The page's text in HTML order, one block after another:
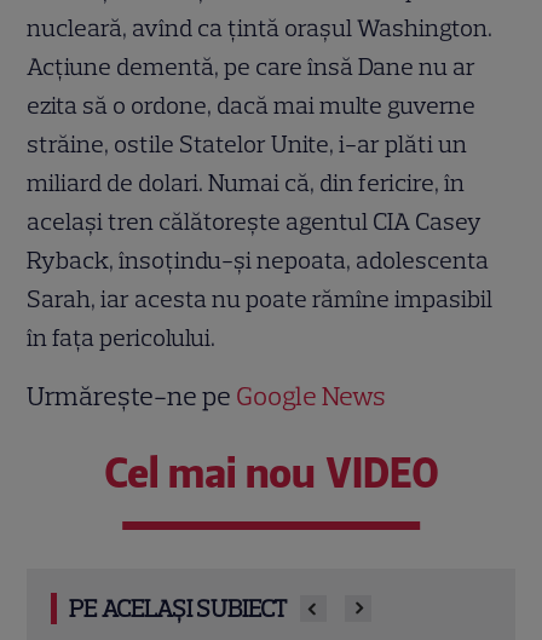
nucleară, avînd ca ţintă oraşul Washington.
Acţiune dementă, pe care însă Dane nu ar
ezita să o ordone, dacă mai multe guverne
străine, ostile Statelor Unite, i-ar plăti un
miliard de dolari. Numai că, din fericire, în
acelaşi tren călătoreşte agentul CIA Casey
Ryback, însoţindu-şi nepoata, adolescenta
Sarah, iar acesta nu poate rămîne impasibil
în faţa pericolului.
Urmărește-ne pe Google News
Cel mai nou VIDEO
PE ACELAȘI SUBIECT